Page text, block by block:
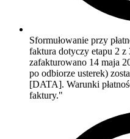
Sformułowanie przy
faktura dotyczy etapu 2 z
zafakturowano 14 maja
po odbiorze usterek)
[DATA]. Warunki
faktury."